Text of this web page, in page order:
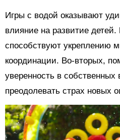
Игры с водой оказывают
влияние на развитие
способствуют укреплению
координации. Во-вторых,
уверенность в собственных
преодолевать страх новых